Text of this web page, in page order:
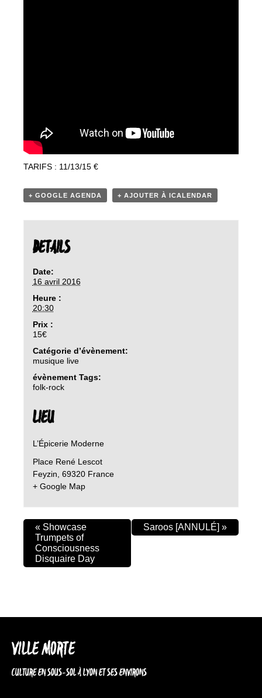
TARIFS : 11/13/15 €
+ GOOGLE AGENDA + AJOUTER À ICALENDAR
DETAILS
Date:
16 avril 2016
Heure :
20:30
Prix :
15€
Catégorie d’évènement:
musique live
évènement Tags:
folk-rock
LIEU
L’Épicerie Moderne
Place René Lescot
Feyzin 69320 France
+ Google Map
« Showcase
Trumpets of
Consciousness
Disquaire Day
Saroos [ANNULÉ] »
VILLE MORTE
CULTURE EN SOUS-SOL À LYON ET SES ENVIRONS